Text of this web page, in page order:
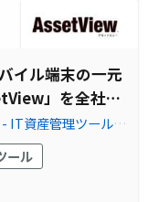
イル端末の一元
」を全社導
IT資産管理ツール・
ール